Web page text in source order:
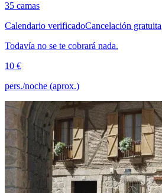
35 camas
Calendario verificadoCancelación gratuita
Todavía no se te cobrará nada.
10 €
pers./noche (aprox.)